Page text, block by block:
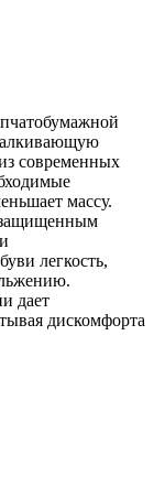
современных
массу.
защищенным
легкость,
дает
дискомфорта